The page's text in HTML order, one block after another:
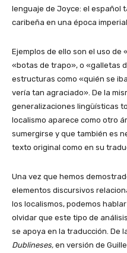
lenguaje de Joyce: el español
caribeña en una época
Ejemplos de ello son el uso de
«botas de trapo», o «galletas
estructuras como «quién se
vería tan agraciado». De la
generalizaciones lingüísticas
localismo aparece como otro
sumergirse y que también es
texto original como en su
Una vez que hemos
elementos discursivos
los localismos, podemos
olvidar que este tipo de
se apoya en la traducción. De
Dublineses, en versión de